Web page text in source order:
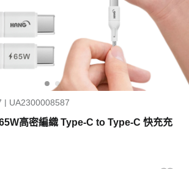
| UA2300008587
高密編織 Type-C to Type-C 快充充